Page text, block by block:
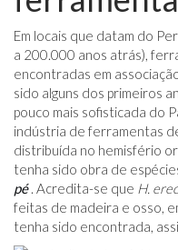
Em locais que datam do
a 200.000 anos atrás),
encontradas em
sido alguns dos primeiros
pouco mais sofisticada do
indústria de ferramentas
distribuída no hemisfério
tenha sido obra de
pé . Acredita-se que H.
feitas de madeira e osso,
tenha sido encontrada,